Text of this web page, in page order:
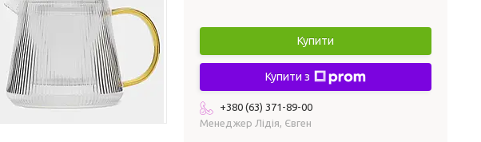
Купити
Купити з
+380 (63) 371-89-00
Менеджер Лідія, Євген